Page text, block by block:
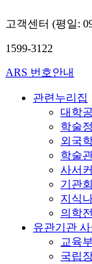
고객센터 (평일:
1599-3122
ARS 번호안내
관련누리집
대학
학술
외국
학술
사서
기관
지식
의학
유관기관
교육
국립